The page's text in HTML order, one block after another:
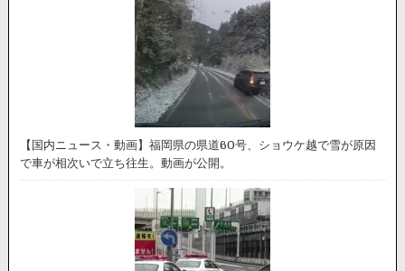
【国内ニュース・動画】福岡県の県道60号、ショウケ越で雪が原因
で車が相次いで立ち往生。動画が公開。